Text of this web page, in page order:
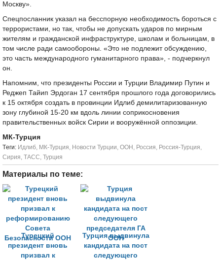
Москву».
Спецпосланник указал на бесспорную необходимость бороться с
террористами, но так, чтобы не допускать ударов по мирным
жителям и гражданской инфраструктуре, школам и больницам, в
том числе ради самообороны. «Это не подлежит обсуждению,
это часть международного гуманитарного права», - подчеркнул
он.
Напомним, что президенты России и Турции ‪Владимир Путин и
Реджеп Тайип Эрдоган 17 сентября‬ прошлого года договорились
‪к 15 октября‬ создать в провинции Идлиб демилитаризованную
зону глубиной 15-20 км вдоль линии соприкосновения
правительственных войск Сирии и вооружённой оппозиции.
МК-Турция
Tеги: Идлиб, МК-Турция, Новости Турции, ООН , Россия, Россия-Турция,
Сирия, ТАСС, Турция
Материалы по теме:
Турецкий
президент вновь
призвал к
Турция выдвинула
кандидата на пост
следующего